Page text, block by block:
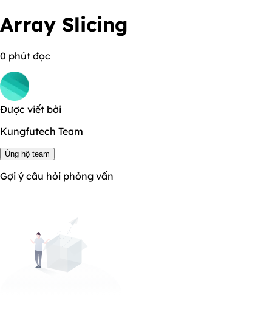
Array Slicing
0 phút đọc
Được viết bởi
Kungfutech Team
Ủng hộ team
Gợi ý câu hỏi phỏng vấn